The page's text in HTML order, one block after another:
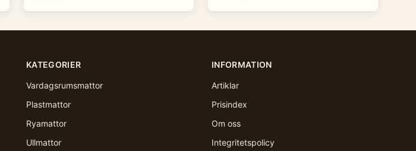
KATEGORIER
Vardagsrumsmattor
Plastmattor
Ryamattor
Ullmattor
INFORMATION
Artiklar
Prisindex
Om oss
Integritetspolicy